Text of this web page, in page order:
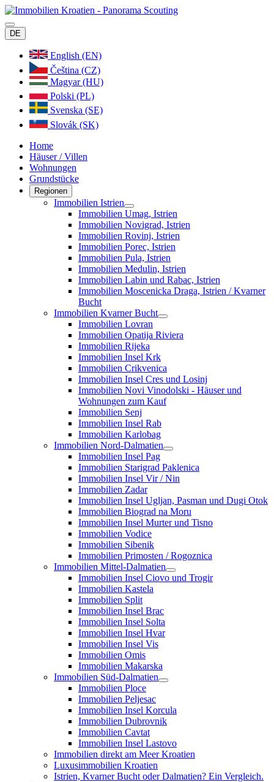
DE
English (EN)
Čeština (CZ)
Magyar (HU)
Polski (PL)
Svenska (SE)
Slovák (SK)
Home
Häuser / Villen
Wohnungen
Grundstücke
Regionen
Immobilien Istrien
Immobilien Umag, Istrien
Immobilien Novigrad, Istrien
Immobilien Rovinj, Istrien
Immobilien Porec, Istrien
Immobilien Pula, Istrien
Immobilien Medulin, Istrien
Immobilien Labin und Rabac, Istrien
Immobilien Moscenicka Draga, Istrien / Kvarner
Bucht
Immobilien Kvarner Bucht
Immobilien Lovran
Immobilien Opatija Riviera
Immobilien Rijeka
Immobilien Insel Krk
Immobilien Crikvenica
Immobilien Insel Cres und Losinj
Immobilien Novi Vinodolski - Häuser und
Wohnungen zum Kauf
Immobilien Senj
Immobilien Insel Rab
Immobilien Karlobag
Immobilien Nord-Dalmatien
Immobilien Insel Pag
Immobilien Starigrad Paklenica
Immobilien Insel Vir / Nin
Immobilien Zadar
Immobilien Insel Ugljan, Pasman und Dugi Otok
Immobilien Biograd na Moru
Immobilien Insel Murter und Tisno
Immobilien Vodice
Immobilien Sibenik
Immobilien Primosten / Rogoznica
Immobilien Mittel-Dalmatien
Immobilien Insel Ciovo und Trogir
Immobilien Kastela
Immobilien Split
Immobilien Insel Brac
Immobilien Insel Solta
Immobilien Insel Hvar
Immobilien Insel Vis
Immobilien Omis
Immobilien Makarska
Immobilien Süd-Dalmatien
Immobilien Ploce
Immobilien Peljesac
Immobilien Insel Korcula
Immobilien Dubrovnik
Immobilien Cavtat
Immobilien Insel Lastovo
Immobilien direkt am Meer Kroatien
Luxusimmobilien Kroatien
Istrien, Kvarner Bucht oder Dalmatien? Ein Vergleich.